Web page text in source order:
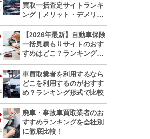
買取一括査定サイトランキ
ング｜メリット・デメリッ
トも解説
【2026年最新】自動車保険
一括見積もりサイトのおす
すめはどこ？ランキングで
車買取業者を利用するなら
どこを利用するのがおすす
め？ランキング形式で比較
廃車・事故車買取業者のお
すすめランキングを会社別
に徹底比較！